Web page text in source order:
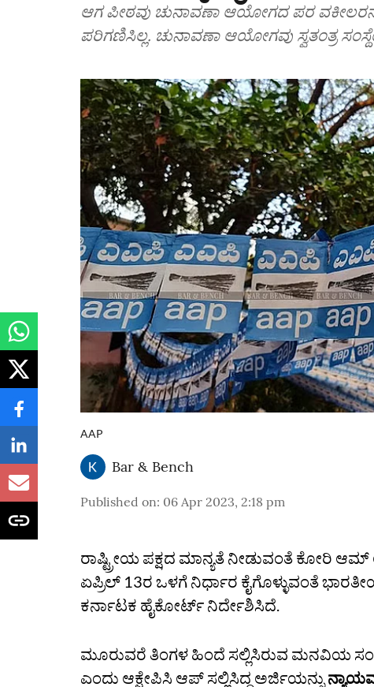
ಆಗ ಪೀಠವು ಚುನಾವಣಾ ಆಯೋಗದ ಪರ
ಪರಿಗಣಿಸಿಲ್ಲ. ಚುನಾವಣಾ ಆಯೋಗವು ಸ್ವತಂತ್ರ
AAP
Bar & Bench
Published on: 06 Apr 2023, 2:18 pm
ರಾಷ್ಟ್ರೀಯ ಪಕ್ಷದ ಮಾನ್ಯತೆ ನೀಡುವಂತೆ ಕೋರಿ
ಏಪ್ರಿಲ್‌ 13ರ ಒಳಗೆ ನಿರ್ಧಾರ ಕೈಗೊಳ್ಳುವಂತೆ
ಕರ್ನಾಟಕ ಹೈಕೋರ್ಟ್‌ ನಿರ್ದೇಶಿಸಿದೆ.
ಮೂರುವರೆ ತಿಂಗಳ ಹಿಂದೆ ಸಲ್ಲಿಸಿರುವ ಮನವಿಯ
ಎಂದು ಆಕ್ಷೇಪಿಸಿ ಆಪ್‌ ಸಲ್ಲಿಸಿದ್ದ ಅರ್ಜಿಯನ್ನು